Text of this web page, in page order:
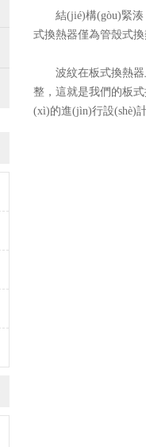
結(jié)構(gòu)緊湊
式換熱器僅為管殼式
波紋在板式換熱
整，這就是我們的板式
(xì)的進(jìn)行設(shè)